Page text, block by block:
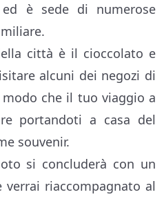
è sede di numerose
città è il cioccolato e
alcuni dei negozi di
che il tuo viaggio a
portandoti a casa del
souvenir.
si concluderà con un
riaccompagnato al